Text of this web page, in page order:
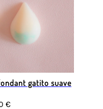
gatito suave
€